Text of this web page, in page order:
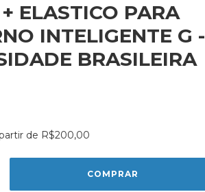
ELASTICO PARA
INTELIGENTE G -
BRASILEIRA
de R$200,00